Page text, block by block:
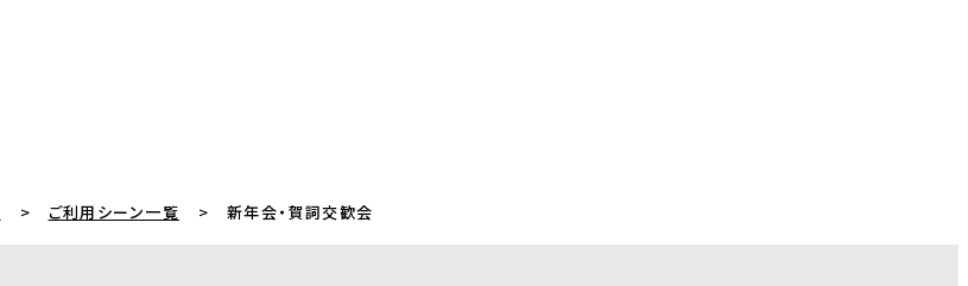
ご利用シーン一覧 新年会・賀詞交歓会